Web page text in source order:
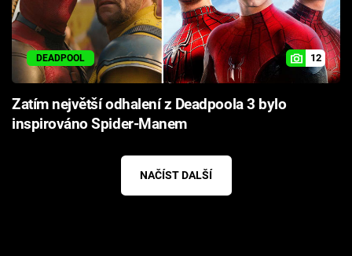
DEADPOOL 12
Zatím největší odhalení z Deadpoola 3 bylo
inspirováno Spider-Manem
NAČÍST DALŠÍ